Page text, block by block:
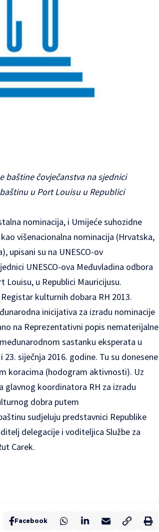
baštine čovječanstva na sjednici
u Port Louisu u Republici
nominacija, i Umijeće suhozidne
višenacionalna nominacija (Hrvatska,
upisani su na UNESCO-ov
UNESCO-ova Međuvladina odbora
u Republici Mauricijusu.
kulturnih dobara RH 2013.
inicijativa za izradu nominacije
na Reprezentativni popis nematerijalne
sastanku eksperata u
siječnja 2016. godine. Tu su donesene
koracima (hodogram aktivnosti). Uz
glavnog koordinatora RH za izradu
dobra putem
sudjeluju predstavnici Republike
delegacije i voditeljica Službe za
Carek.
Facebook